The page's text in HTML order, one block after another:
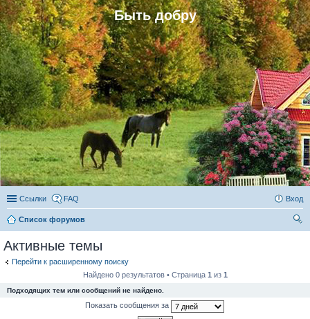
Быть добру
Ссылки FAQ Вход
Список форумов
Активные темы
Перейти к расширенному поиску
Найдено 0 результатов • Страница 1 из 1
Подходящих тем или сообщений не найдено.
Показать сообщения за